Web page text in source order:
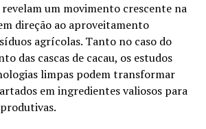
revelam um movimento crescente na
direção ao aproveitamento
agrícolas. Tanto no caso do
das cascas de cacau, os estudos
limpas podem transformar
em ingredientes valiosos para